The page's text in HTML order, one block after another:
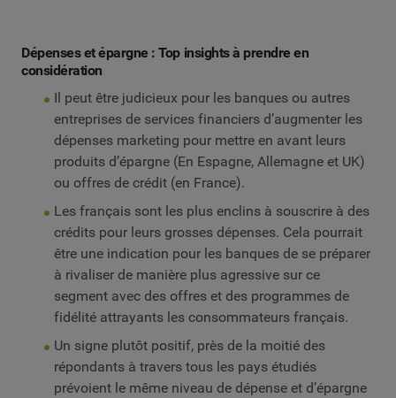
Dépenses et épargne : Top insights à prendre en
considération
Il peut être judicieux pour les banques ou autres
entreprises de services financiers d’augmenter les
dépenses marketing pour mettre en avant leurs
produits d’épargne (En Espagne, Allemagne et UK)
ou offres de crédit (en France).
Les français sont les plus enclins à souscrire à des
crédits pour leurs grosses dépenses. Cela pourrait
être une indication pour les banques de se préparer
à rivaliser de manière plus agressive sur ce
segment avec des offres et des programmes de
fidélité attrayants les consommateurs français.
Un signe plutôt positif, près de la moitié des
répondants à travers tous les pays étudiés
prévoient le même niveau de dépense et d’épargne